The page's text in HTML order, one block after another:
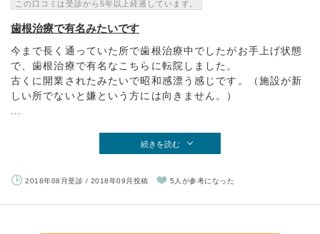
この口コミは受診から5年以上経過しています。
歯根治療で有名みたいです
今まで長く通っていた所で歯根治療中でしたがお手上げ状態
で、歯根治療で有名なこちらに転院しました。
古くに開業されたみたいで昭和感漂う感じです。（施設が新
しい所でないと嫌という方には向きません。）
続きを読む
2018年08月受診 / 2018年09月投稿 5人が参考になった